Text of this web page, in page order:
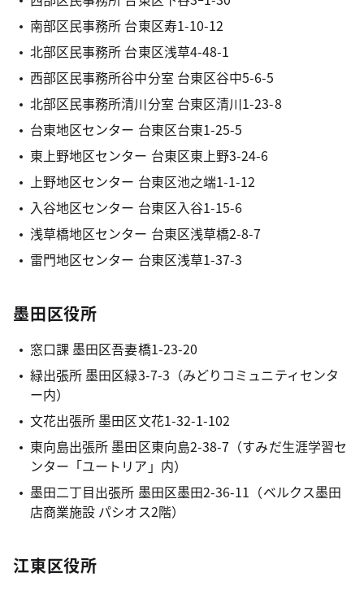
南部区民事務所 台東区寿1-10-12
北部区民事務所 台東区浅草4-48-1
西部区民事務所谷中分室 台東区谷中5-6-5
北部区民事務所清川分室 台東区清川1-23-8
台東地区センター 台東区台東1-25-5
東上野地区センター 台東区東上野3-24-6
上野地区センター 台東区池之端1-1-12
入谷地区センター 台東区入谷1-15-6
浅草橋地区センター 台東区浅草橋2-8-7
雷門地区センター 台東区浅草1-37-3
墨田区役所
窓口課 墨田区吾妻橋1-23-20
緑出張所 墨田区緑3-7-3（みどりコミュニティセンタ
ー内）
文花出張所 墨田区文花1-32-1-102
東向島出張所 墨田区東向島2-38-7（すみだ生涯学習セ
ンター「ユートリア」内）
墨田二丁目出張所 墨田区墨田2-36-11（ベルクス墨田
店商業施設 パシオス2階）
江東区役所